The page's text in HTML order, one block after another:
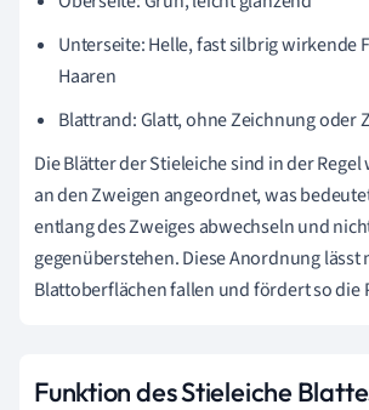
Unterseite: Helle, fast silbrig wirkende
Haaren
Blattrand: Glatt, ohne Zeichnung oder
Die Blätter der Stieleiche sind in der
an den Zweigen angeordnet, was
entlang des Zweiges abwechseln und
gegenüberstehen. Diese Anordnung lässt
Blattoberflächen fallen und fördert so die
Funktion des Stieleiche